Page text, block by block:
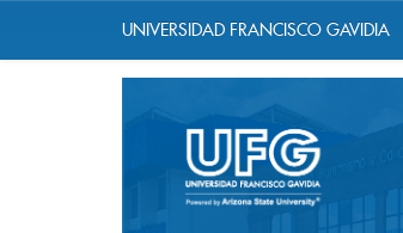
UNIVERSIDAD FRANCISCO GAVIDIA